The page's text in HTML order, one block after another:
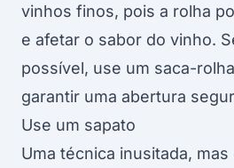
vinhos finos, pois a rolha
e afetar o sabor do vinho.
possível, use um saca-
garantir uma abertura
Use um sapato
Uma técnica inusitada,